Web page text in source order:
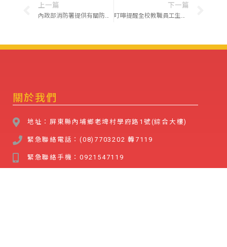
上一篇
內政部消防署提供有關防範一氧化碳中毒宣導資料(網址)，請全校教職員工生參考運用。￼
下一篇
叮嚀提醒全校教職員工生夏日期間安全注意事項:
關於我們
地址：屏東縣內埔鄉老埤村學府路1號(綜合大樓)
緊急聯絡電話：(08)7703202 轉7119
緊急聯絡手機：0921547119